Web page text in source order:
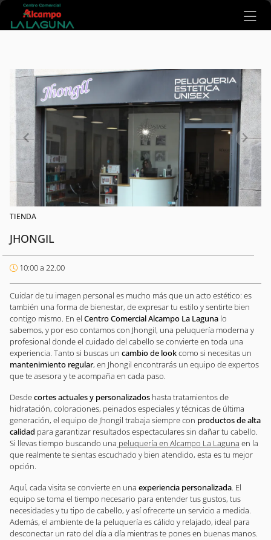
Ir al contenido principal
TIENDA
JHONGIL
10:00 a 22.00
Cuidar de tu imagen personal es mucho más que un acto estético: es
también una forma de bienestar, de expresar tu estilo y sentirte bien
contigo mismo. En el Centro Comercial Alcampo La Laguna lo
sabemos, y por eso contamos con Jhongil, una peluquería moderna y
profesional donde el cuidado del cabello se convierte en toda una
experiencia. Tanto si buscas un cambio de lookcomo si necesitas un
mantenimiento regular, en Jhongil encontrarás un equipo de expertos
que te asesora y te acompaña en cada paso.
Desdecortes actuales y personalizados hasta tratamientos de
hidratación, coloraciones, peinados especiales y técnicas de última
generación, el equipo de Jhongil trabaja siempre con productos de alta
calidad para garantizar resultados espectaculares sin dañar tu cabello.
Si llevas tiempo buscando una peluquería en Alcampo La Laguna en la
que realmente te sientas escuchado y bien atendido, esta es tu mejor
opción.
Aquí, cada visita se convierte en una experiencia personalizada. El
equipo se toma el tiempo necesario para entender tus gustos, tus
necesidades y tu tipo de cabello, y así ofrecerte un servicio a medida.
Además, el ambiente de la peluquería es cálido y relajado, ideal para
desconectar un rato del día a día mientras te pones en buenas manos.